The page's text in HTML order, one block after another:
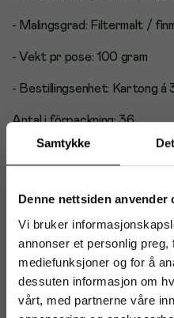
Samtykke
Denne nettsiden anvender
Vi bruker
annonser et personlig
mediefunksjoner og for å
dessuten informasjon om
vårt, med partnerne våre
- Malingsgrad: Filtermalt /
- Vekt pr pose: 100 gram
- Bestillingsenhet: Kartong á
Antal i förpackning: 36
Samsvarserklæring
Artikkelnummer: 226919
Originalnummer:
EAN: 17040912223753